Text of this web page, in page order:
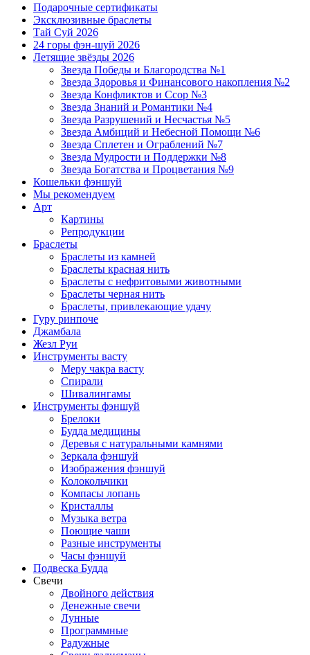
Подарочные сертификаты
Эксклюзивные браслеты
Тай Суй 2026
24 горы фэн-шуй 2026
Летящие звёзды 2026
Звезда Победы и Благородства №1
Звезда Здоровья и Финансового накопления №2
Звезда Конфликтов и Ссор №3
Звезда Знаний и Романтики №4
Звезда Разрушений и Несчастья №5
Звезда Амбиций и Небесной Помощи №6
Звезда Сплетен и Ограблений №7
Звезда Мудрости и Поддержки №8
Звезда Богатства и Процветания №9
Кошельки фэншуй
Мы рекомендуем
Арт
Картины
Репродукции
Браслеты
Браслеты из камней
Браслеты красная нить
Браслеты с нефритовыми животными
Браслеты черная нить
Браслеты, привлекающие удачу
Гуру ринпоче
Джамбала
Жезл Руи
Инструменты васту
Меру чакра васту
Спирали
Шивалингамы
Инструменты фэншуй
Брелоки
Будда медицины
Деревья с натуральными камнями
Зеркала фэншуй
Изображения фэншуй
Колокольчики
Компасы лопань
Кристаллы
Музыка ветра
Поющие чаши
Разные инструменты
Часы фэншуй
Подвеска Будда
Свечи
Двойного действия
Денежные свечи
Лунные
Программные
Радужные